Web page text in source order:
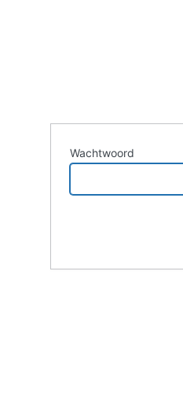
Wachtwoord